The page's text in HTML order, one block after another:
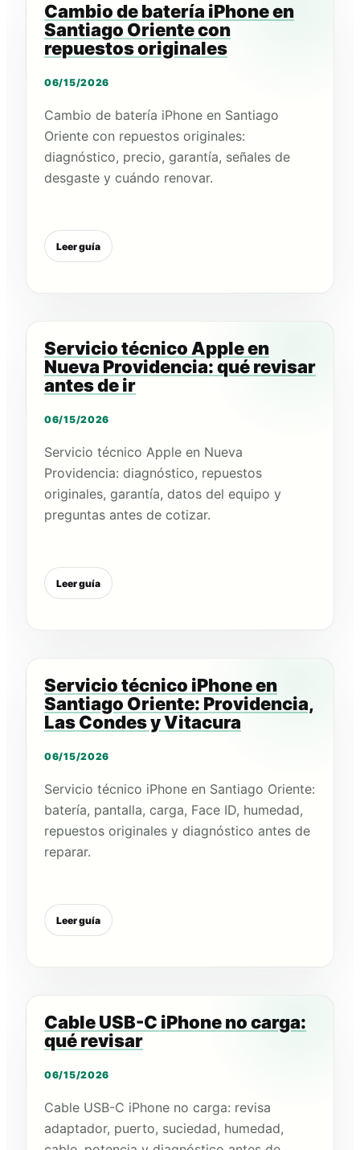
Cambio de batería iPhone en
Santiago Oriente con
repuestos originales
06/15/2026
Cambio de batería iPhone en Santiago
Oriente con repuestos originales:
diagnóstico, precio, garantía, señales de
desgaste y cuándo renovar.
Leer guía
Servicio técnico Apple en
Nueva Providencia: qué revisar
antes de ir
06/15/2026
Servicio técnico Apple en Nueva
Providencia: diagnóstico, repuestos
originales, garantía, datos del equipo y
preguntas antes de cotizar.
Leer guía
Servicio técnico iPhone en
Santiago Oriente: Providencia,
Las Condes y Vitacura
06/15/2026
Servicio técnico iPhone en Santiago Oriente:
batería, pantalla, carga, Face ID, humedad,
repuestos originales y diagnóstico antes de
reparar.
Leer guía
Cable USB-C iPhone no carga:
qué revisar
06/15/2026
Cable USB-C iPhone no carga: revisa
adaptador, puerto, suciedad, humedad,